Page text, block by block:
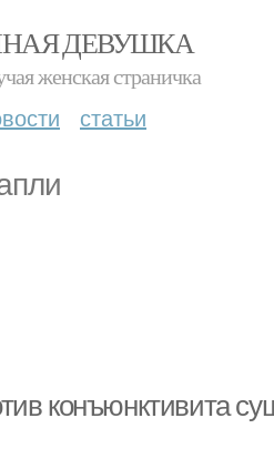
ДЕВУШКА
женская страничка
статьи
конъюнктивита